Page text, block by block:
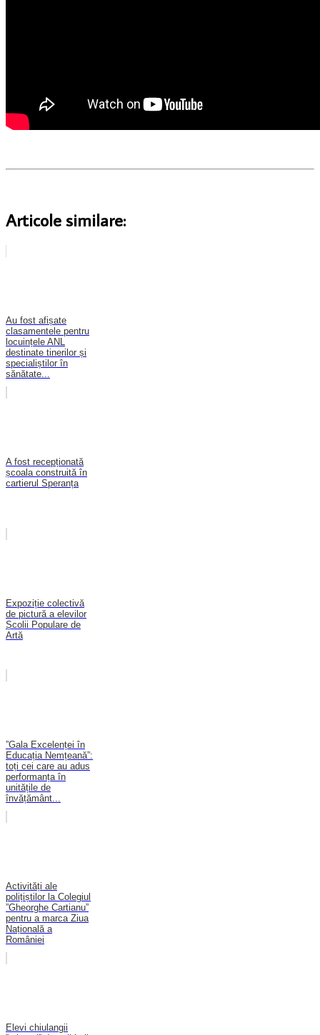
Articole similare:
Au fost afișate
clasamentele pentru
locuințele ANL
destinate tinerilor și
specialiștilor în
sănătate...
A fost recepționată
școala construită în
cartierul Speranța
Expoziție colectivă
de pictură a elevilor
Școlii Populare de
Artă
”Gala Excelenței în
Educația Nemțeană”:
toți cei care au adus
performanța în
unitățile de
învățământ...
Activități ale
polițiștilor la Colegiul
”Gheorghe Cartianu”
pentru a marca Ziua
Națională a
României
Elevi chiulangii